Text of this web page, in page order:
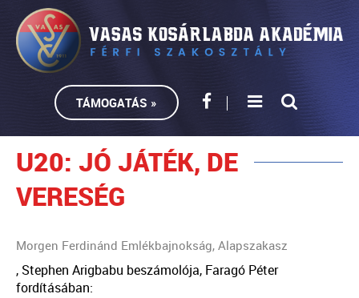
TÁMOGATÁS »
U20: JÓ JÁTÉK, DE
VERESÉG
Morgen Ferdinánd Emlékbajnokság, Alapszakasz
, Stephen Arigbabu beszámolója, Faragó Péter
fordításában: